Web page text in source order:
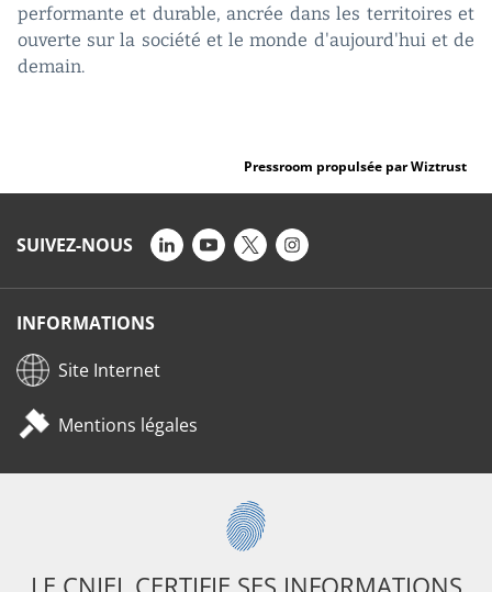
performante et durable, ancrée dans les territoires et
ouverte sur la société et le monde d'aujourd'hui et de
demain.
Pressroom propulsée par Wiztrust
SUIVEZ-NOUS
INFORMATIONS
Site Internet
Mentions légales
LE CNIEL CERTIFIE SES INFORMATIONS